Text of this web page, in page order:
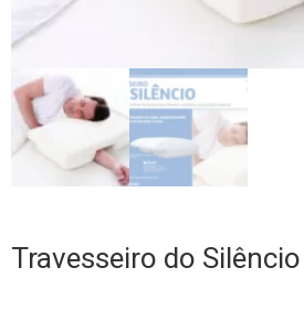
Travesseiro do